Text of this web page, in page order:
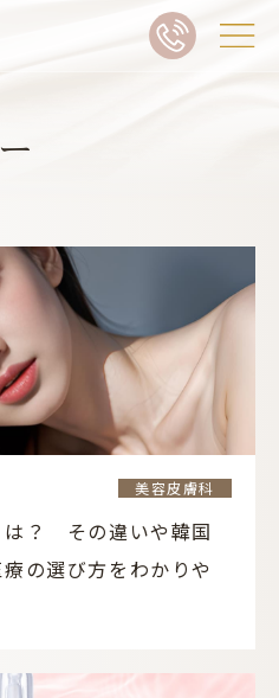
美容皮膚科
は？ その違いや韓国
の選び方をわかりや